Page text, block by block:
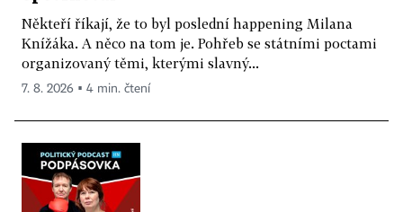
Někteří říkají, že to byl poslední happening Milana
Knížáka. A něco na tom je. Pohřeb se státními poctami
organizovaný těmi, kterými slavný...
7. 8. 2026 ▪ 4 min. čtení